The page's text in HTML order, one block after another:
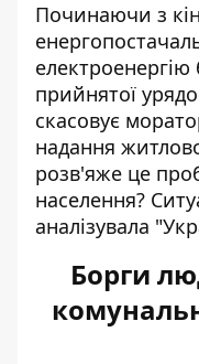
Починаючи з
прийнятої
скасовує
надання
розв'яже це
населення?
аналізувала
Борги